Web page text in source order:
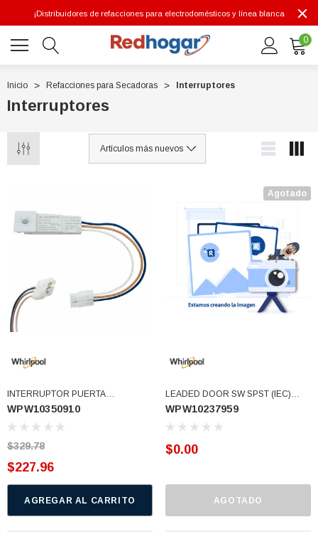
¡Distribuidores de refacciones para electrodomésticos y línea blanca
0
Inicio Refacciones para Secadoras Interruptores
Interruptores
INTERRUPTOR PUERTA
W10350910 (WPW10350910)
WPW10350910
$329.78
$227.96
AGREGAR AL CARRITO
Agotado
LEADED DOOR SW SPST (IEC)
(WPW10237959)
WPW10237959
$0.00
AGOTADO
7614